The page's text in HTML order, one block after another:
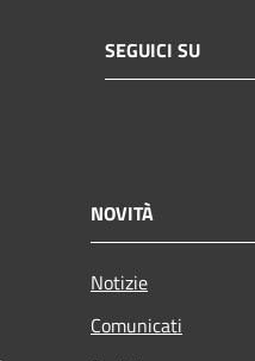
SEGUICI SU
NOVITÀ
Notizie
Comunicati